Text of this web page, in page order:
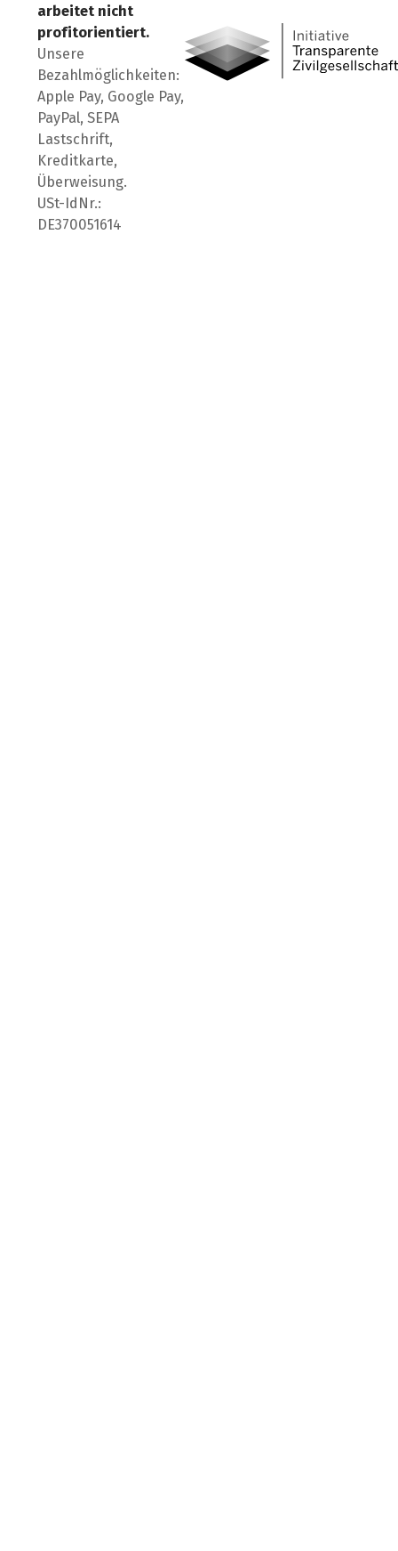
arbeitet nicht
profitorientiert.
Unsere
Bezahlmöglichkeiten:
Apple Pay, Google Pay,
PayPal, SEPA
Lastschrift,
Kreditkarte,
Überweisung.
USt-IdNr.:
DE370051614